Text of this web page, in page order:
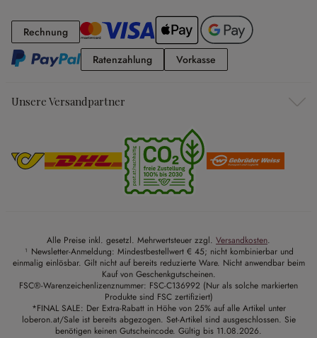
RechnungRechnung
RatenzahlungRatenzahlung
Vorkasse
Unsere Versandpartner
Alle Preise inkl. gesetzl. Mehrwertsteuer zzgl. Versandkosten.
¹ Newsletter-Anmeldung: Mindestbestellwert € 45; nicht kombinierbar und
einmalig einlösbar. Gilt nicht auf bereits reduzierte Ware. Nicht anwendbar beim
Kauf von Geschenkgutscheinen.
FSC®-Warenzeichenlizenznummer: FSC-C136992 (Nur als solche markierten
Produkte sind FSC zertifiziert)
*FINAL SALE: Der Extra-Rabatt in Höhe von 25% auf alle Artikel unter
loberon.at/Sale ist bereits abgezogen. Set-Artikel sind ausgeschlossen. Sie
benötigen keinen Gutscheincode. Gültig bis 11.08.2026.